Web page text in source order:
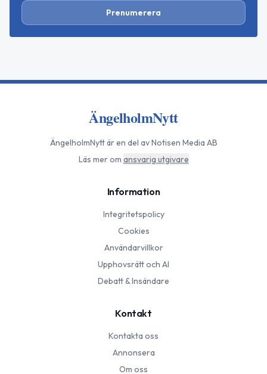
Prenumerera
ÄngelholmNytt
ÄngelholmNyttär en del av Notisen Media AB
Läs mer om ansvarig utgivare
Information
Integritetspolicy
Cookies
Användarvillkor
Upphovsrätt och AI
Debatt & Insändare
Kontakt
Kontakta oss
Annonsera
Om oss